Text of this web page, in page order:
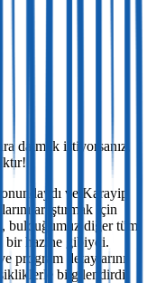
dalmak istiyorsanız,
ve Karayip
araştırmak için
bulduğumuz diğer tüm
bir hazine gibiydi.
program detaylarını
bilgilendirdi.